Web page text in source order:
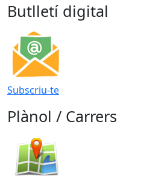
Butlletí digital
Subscriu-te
Plànol / Carrers